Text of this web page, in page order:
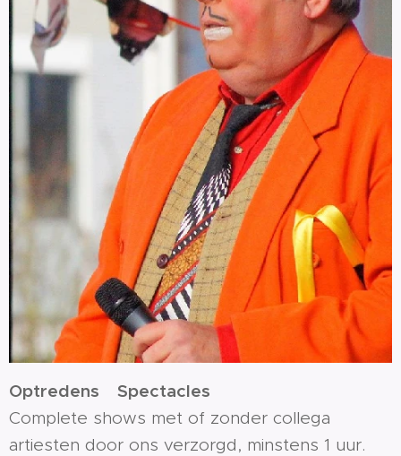
Optredens Spectacles
Complete shows met of zonder collega
artiesten door ons verzorgd, minstens 1 uur.